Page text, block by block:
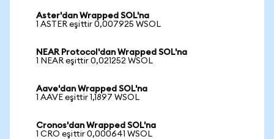
Aster'dan Wrapped SOL'na
1 ASTER eşittir 0,007925 WSOL
NEAR Protocol'dan Wrapped SOL'na
1 NEAR eşittir 0,021252 WSOL
Aave'dan Wrapped SOL'na
1 AAVE eşittir 1,1897 WSOL
Cronos'dan Wrapped SOL'na
1 CRO eşittir 0,000641 WSOL